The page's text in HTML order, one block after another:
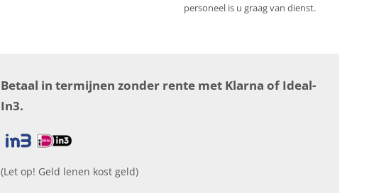
personeel is u graag van dienst.
Betaal in termijnen zonder rente met Klarna of Ideal-
In3.
(Let op! Geld lenen kost geld)